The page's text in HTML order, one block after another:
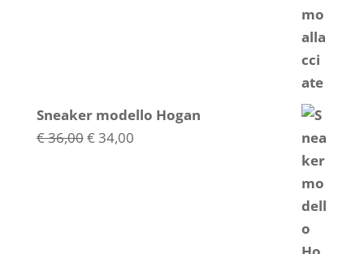
Sneaker modello Hogan
€36,00Il
€ 34,00Il